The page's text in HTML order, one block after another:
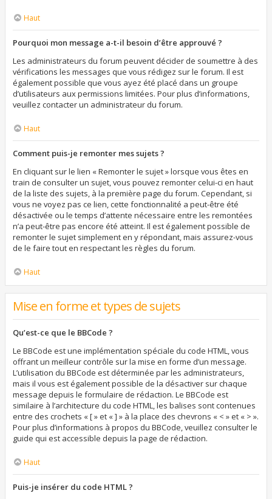
Haut
Pourquoi mon message a-t-il besoin d’être approuvé ?
Les administrateurs du forum peuvent décider de soumettre à des
vérifications les messages que vous rédigez sur le forum. Il est
également possible que vous ayez été placé dans un groupe
d’utilisateurs aux permissions limitées. Pour plus d’informations,
veuillez contacter un administrateur du forum.
Haut
Comment puis-je remonter mes sujets ?
En cliquant sur le lien « Remonter le sujet » lorsque vous êtes en
train de consulter un sujet, vous pouvez remonter celui-ci en haut
de la liste des sujets, à la première page du forum. Cependant, si
vous ne voyez pas ce lien, cette fonctionnalité a peut-être été
désactivée ou le temps d’attente nécessaire entre les remontées
n’a peut-être pas encore été atteint. Il est également possible de
remonter le sujet simplement en y répondant, mais assurez-vous
de le faire tout en respectant les règles du forum.
Haut
Mise en forme et types de sujets
Qu’est-ce que le BBCode ?
Le BBCode est une implémentation spéciale du code HTML, vous
offrant un meilleur contrôle sur la mise en forme d’un message.
L’utilisation du BBCode est déterminée par les administrateurs,
mais il vous est également possible de la désactiver sur chaque
message depuis le formulaire de rédaction. Le BBCode est
similaire à l’architecture du code HTML, les balises sont contenues
entre des crochets « [ » et « ] » à la place des chevrons « < » et « > ».
Pour plus d’informations à propos du BBCode, veuillez consulter le
guide qui est accessible depuis la page de rédaction.
Haut
Puis-je insérer du code HTML ?